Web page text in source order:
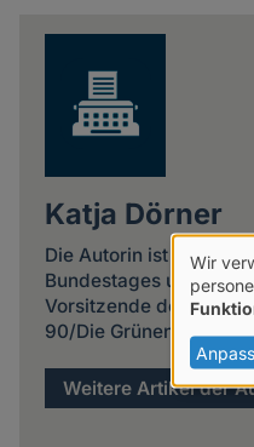
Katja Dörner
Die Autorin ist seit
Bundestages und seit
Vorsitzende der
90/Die Grünen.
Weitere Artikel der
von
Wir